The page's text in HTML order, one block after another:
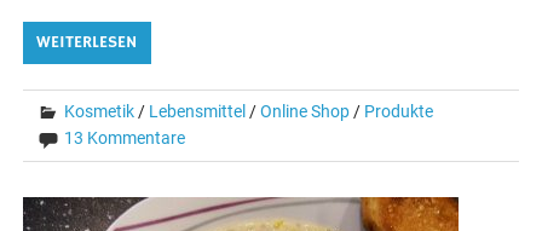
WEITERLESEN
Kosmetik / Lebensmittel /Online Shop / Produkte
13 Kommentare